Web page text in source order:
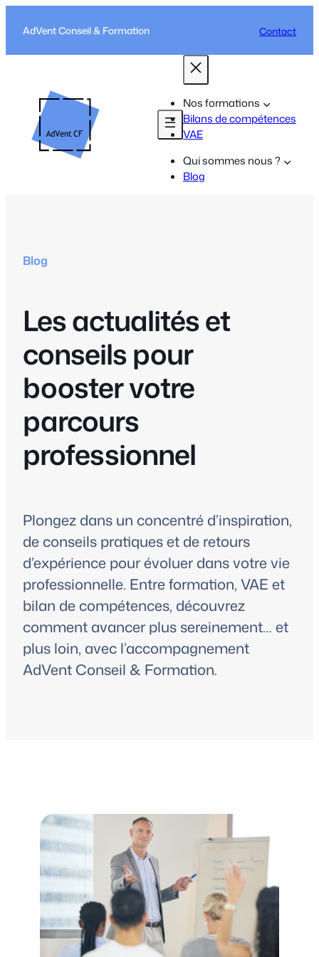
AdVent Conseil & Formation Contact
Nos formations
Bilans de compétences
VAE
Qui sommes nous ?
Blog
Blog
Les actualités et
conseils pour
booster votre
parcours
professionnel
Plongez dans un concentré d’inspiration,
de conseils pratiques et de retours
d’expérience pour évoluer dans votre vie
professionnelle. Entre formation, VAE et
bilan de compétences, découvrez
comment avancer plus sereinement… et
plus loin, avec l’accompagnement
AdVent Conseil & Formation.